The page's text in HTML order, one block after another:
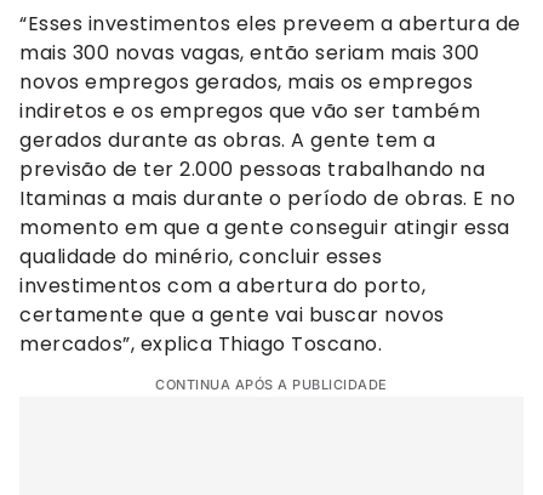
“Esses investimentos eles preveem a abertura de
mais 300 novas vagas, então seriam mais 300
novos empregos gerados, mais os empregos
indiretos e os empregos que vão ser também
gerados durante as obras. A gente tem a
previsão de ter 2.000 pessoas trabalhando na
Itaminas a mais durante o período de obras. E no
momento em que a gente conseguir atingir essa
qualidade do minério, concluir esses
investimentos com a abertura do porto,
certamente que a gente vai buscar novos
mercados”, explica Thiago Toscano.
CONTINUA APÓS A PUBLICIDADE